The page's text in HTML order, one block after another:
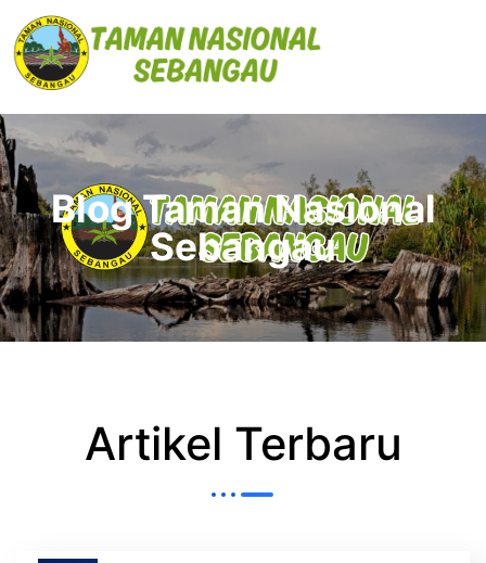
Blog Taman Nasional
Sebangau
Artikel Terbaru